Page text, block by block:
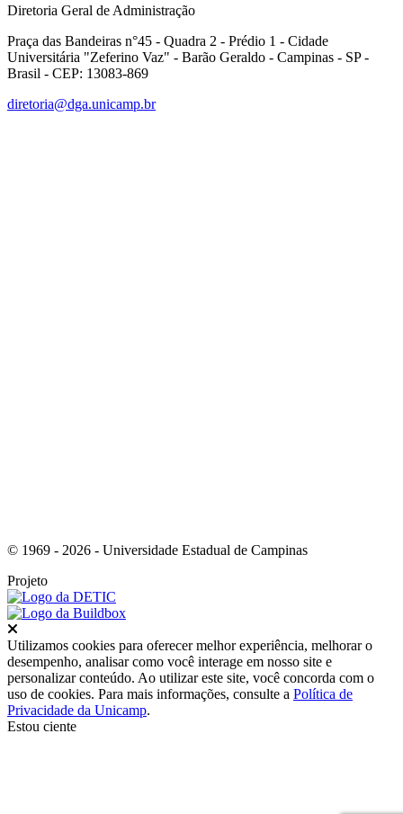
Diretoria Geral de Administração
Praça das Bandeiras n°45 - Quadra 2 - Prédio 1 - Cidade
Universitária "Zeferino Vaz" - Barão Geraldo - Campinas - SP -
Brasil - CEP: 13083-869
diretoria@dga.unicamp.br
© 1969 - 2026 - Universidade Estadual de Campinas
Projeto
Utilizamos cookies para oferecer melhor experiência, melhorar o
desempenho, analisar como você interage em nosso site e
personalizar conteúdo. Ao utilizar este site, você concorda com o
uso de cookies. Para mais informações, consulte a Política de
Privacidade da Unicamp.
Estou ciente